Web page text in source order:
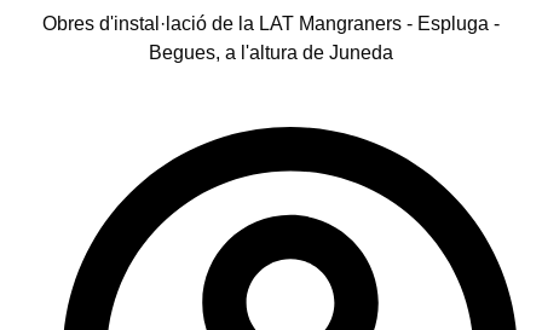
Obres d'instal·lació de la LAT Mangraners - Espluga -
Begues, a l'altura de Juneda